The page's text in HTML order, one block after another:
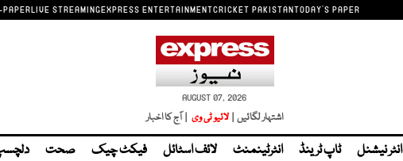
LIVE STREAMINGEXPRESS ENTERTAINMENTCRICKET PAKISTANTODAY'S PAPER
AUGUST 07, 2026
اشتہار لگائیں | لائیو ٹی وی | آج کا اخبار
انٹر نیشنل ٹاپ ٹرینڈ انٹرٹینمنٹ لائف اسٹائل فیکٹ چیک صحت